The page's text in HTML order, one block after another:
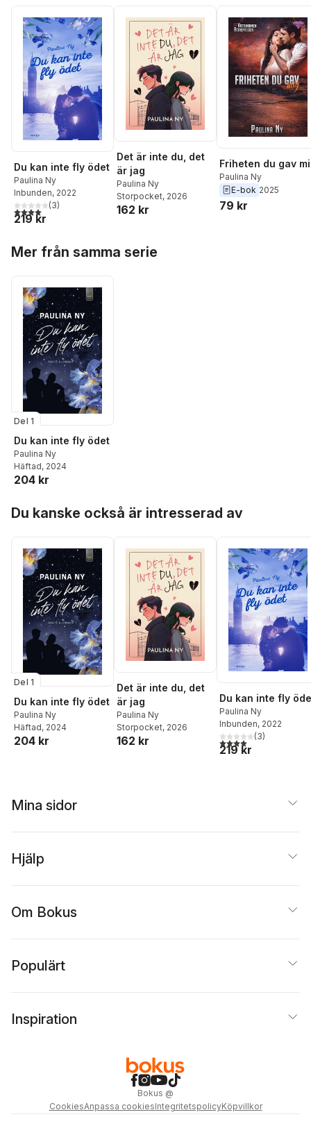
Du kan inte fly ödet
Paulina Ny
Inbunden, 2022
4,0utav 5 stjärnor. Totalt antal röster:
(3)
219 kr
Det är inte du, det
är jag
Paulina Ny
Storpocket, 2026
162 kr
Friheten du gav
Paulina Ny
E-bok 2025
79 kr
Mer från samma serie
Del 1
Du kan inte fly ödet
Paulina Ny
Häftad, 2024
204 kr
Du kanske också är intresserad av
Del 1
Du kan inte fly ödet
Paulina Ny
Häftad, 2024
204 kr
Det är inte du, det
är jag
Paulina Ny
Storpocket, 2026
162 kr
Du kan inte fly
Paulina Ny
Inbunden, 2022
4,0utav 5 stjärnor.
(3)
219 kr
Mina sidor
Hjälp
Om Bokus
Populärt
Inspiration
Bokus @
CookiesAnpassa cookiesIntegritetspolicyKöpvillkor